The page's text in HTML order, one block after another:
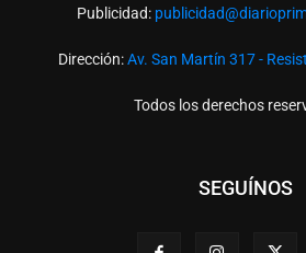
Publicidad:
Dirección:Av. San Martín 317 -
Todos los derechos
SEGUÍNOS